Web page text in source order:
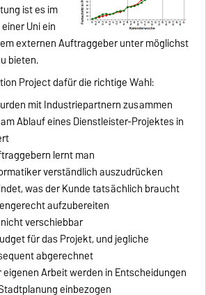
ist es im
Uni ein
externen Auftraggeber unter möglichst
bieten.
Project dafür die richtige Wahl:
mit Industriepartnern zusammen
Ablauf eines Dienstleister-Projektes in
lernt man
verständlich auszudrücken
was der Kunde tatsächlich braucht
aufzubereiten
verschiebbar
für das Projekt, und jegliche
abgerechnet
Arbeit werden in Entscheidungen
einbezogen